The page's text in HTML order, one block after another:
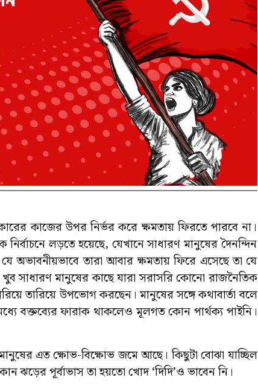
কাজের উপর নির্ভর করে ক্ষমতায় ফিরতে পারবে না।
নির্বাচনে লড়তে হয়েছে, যেখানে সাধারণ মানুষের দৈনন্দিন
অভাবনীয়ভাবে তারা আবার ক্ষমতায় ফিরে এসেছে তা যে
সাধারণ মানুষের কাছে যারা সরাসরি কোনো রাজনৈতিক
তারিয়ে উপভোগ করছেন। মানুষের সঙ্গে কথাবার্তা বলে
বক্তব্যের ফারাক থাকলেও মূলগত কোন পার্থক্য পাইনি।
এত ক্ষোভ-বিক্ষোভ জমে আছে। কিছুটা বোঝা যাচ্ছিল
ঝড়ের পূর্বাভাস তা হয়তো খোদ ‘দিদি’ও ভাবেন নি।